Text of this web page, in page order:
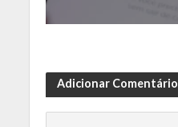
Adicionar Comentário